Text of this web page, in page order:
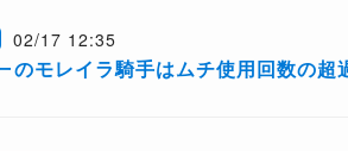
02/17 12:35
のモレイラ騎手はムチ使用回数の